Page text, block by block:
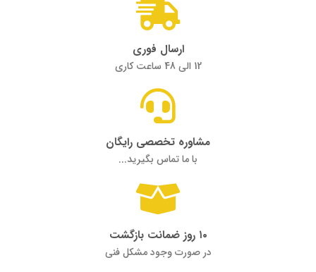
ارسال فوری
12 الی 48 ساعت کاری
مشاوره تخصصی رایگان
با ما تماس بگیرید...
۱۰ روز ضمانت بازگشت
در صورت وجود مشکل فنی